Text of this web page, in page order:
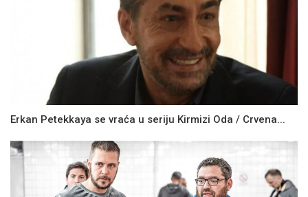
Erkan Petekkaya se vraća u seriju Kirmizi Oda / Crvena...